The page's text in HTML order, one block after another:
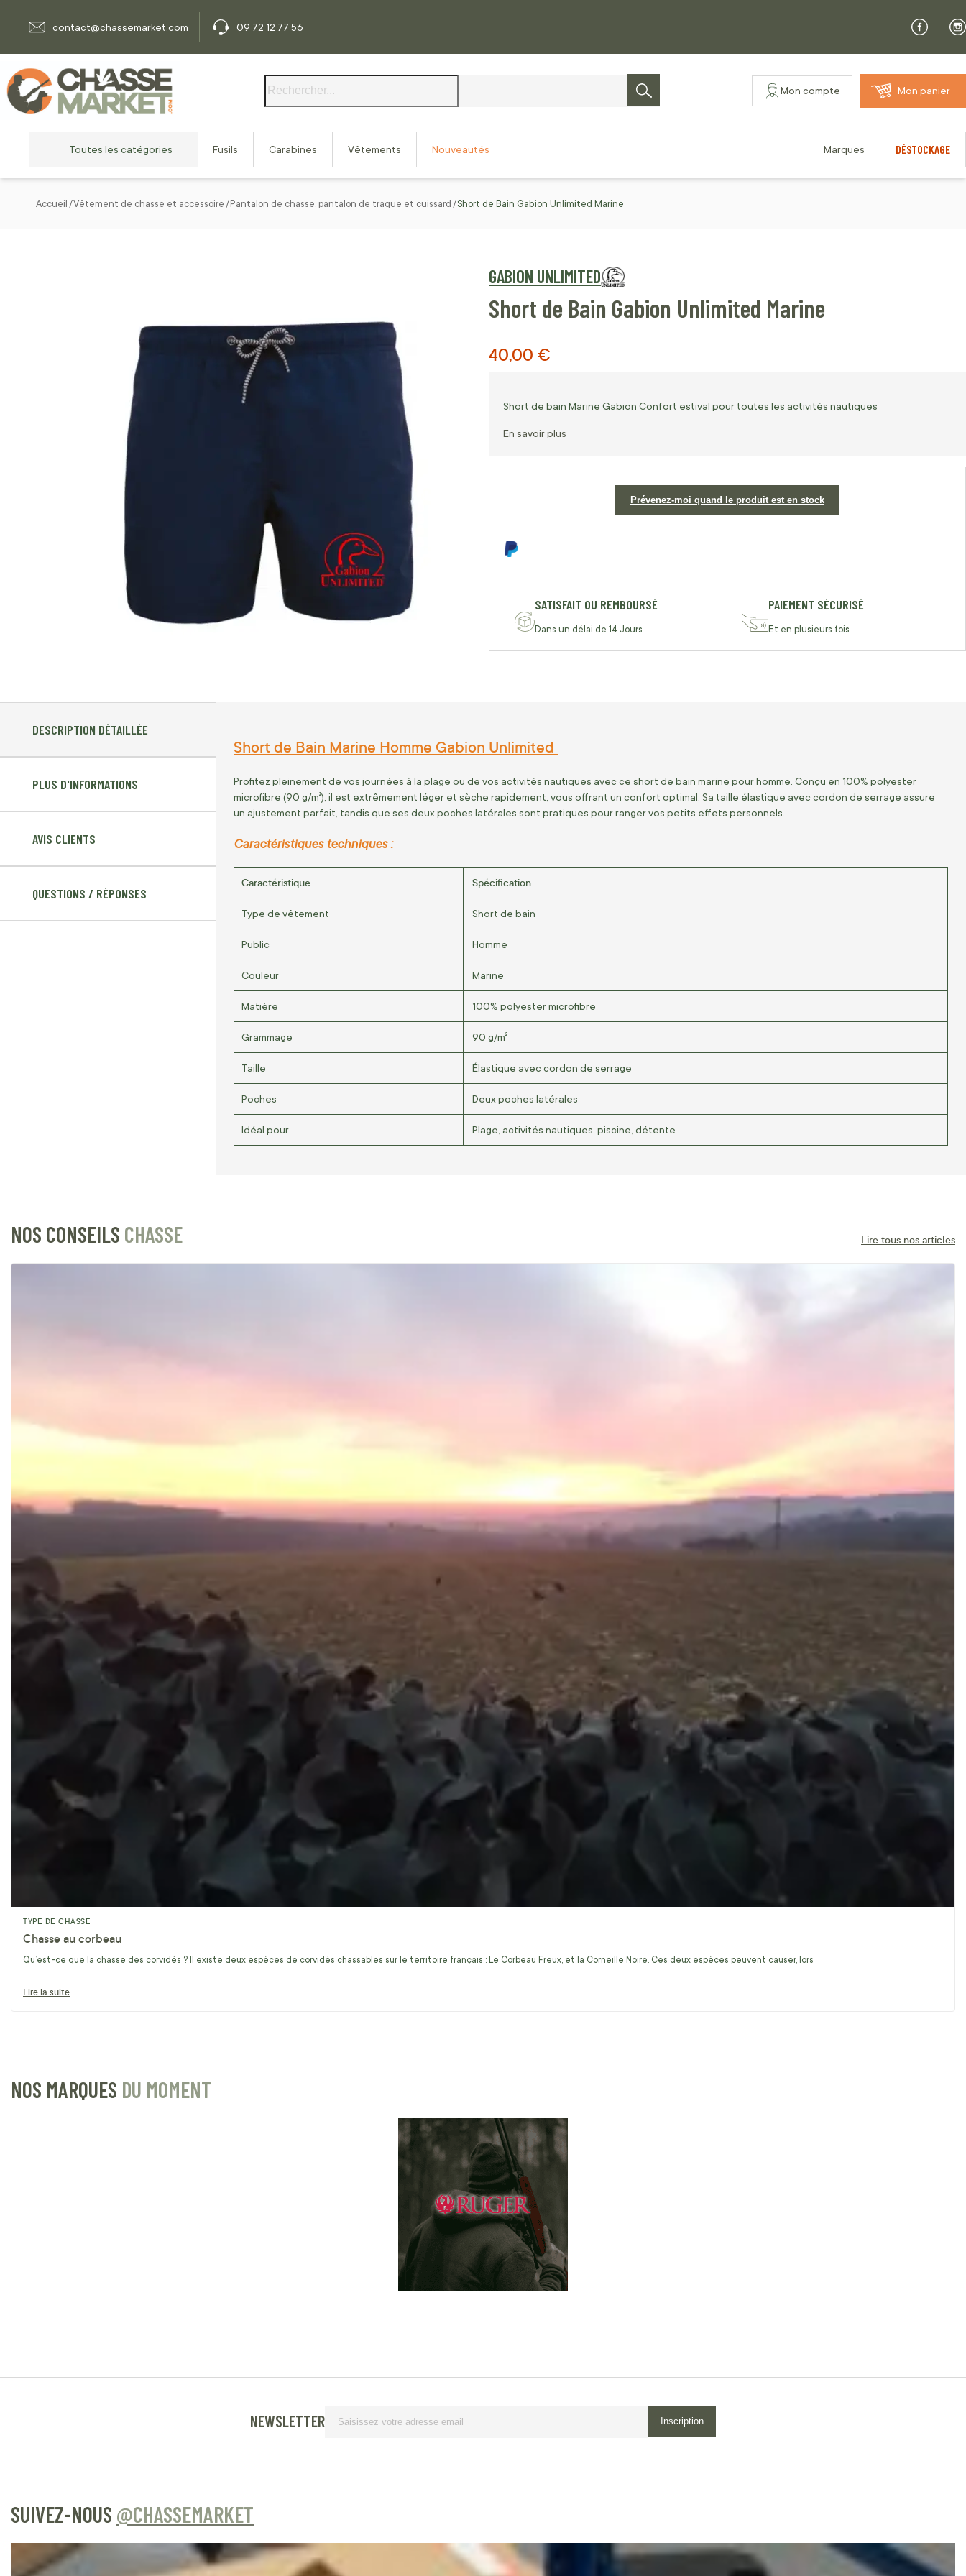
contact@chassemarket.com
09 72 12 77 56
Rechercher
Mon compte Mon panier
Toutes les catégories Fusils Carabines Vêtements Nouveautés Marques DÉSTOCKAGE
Accueil Vêtement de chasse et accessoire Pantalon de chasse, pantalon de traque et cuissard Short de Bain Gabion Unlimited Marine
GABION UNLIMITED
Short de Bain Gabion Unlimited Marine
40,00 €
Short de bain Marine Gabion Confort estival pour toutes les activités nautiques
En savoir plus
Prévenez-moi quand le produit est en stock
SATISFAIT OU REMBOURSÉ
Dans un délai de 14 Jours
PAIEMENT SÉCURISÉ
Et en plusieurs fois
DESCRIPTION DÉTAILLÉE
PLUS D'INFORMATIONS
AVIS CLIENTS
QUESTIONS / RÉPONSES
Short de Bain Marine Homme Gabion Unlimited
Profitez pleinement de vos journées à la plage ou de vos activités nautiques avec ce short de bain marine pour homme. Conçu en 100% polyester
microfibre (90 g/m²), il est extrêmement léger et sèche rapidement, vous offrant un confort optimal. Sa taille élastique avec cordon de serrage assure
un ajustement parfait, tandis que ses deux poches latérales sont pratiques pour ranger vos petits effets personnels.
Caractéristiques techniques :
Caractéristique Spécification
Type de vêtement Short de bain
Public Homme
Couleur Marine
Matière 100% polyester microfibre
Grammage 90 g/m²
Taille Élastique avec cordon de serrage
Poches Deux poches latérales
Idéal pour Plage, activités nautiques, piscine, détente
NOS CONSEILS CHASSE Lire tous nos articles
TYPE DE CHASSE
Chasse au corbeau
Qu’est-ce que la chasse des corvidés ? Il existe deux espèces de corvidés chassables sur le territoire français : Le Corbeau Freux, et la Corneille Noire. Ces deux espèces peuvent causer, lors
Lire la suite
NOS MARQUES DU MOMENT
NEWSLETTER Inscription
SUIVEZ-NOUS @CHASSEMARKET